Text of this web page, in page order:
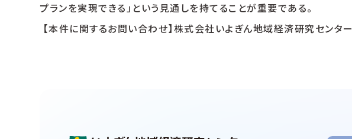
プランを実現できる」という見通しを持てることが重要である。
【本件に関するお問い合わせ】株式会社いよぎん地域経済研究セン